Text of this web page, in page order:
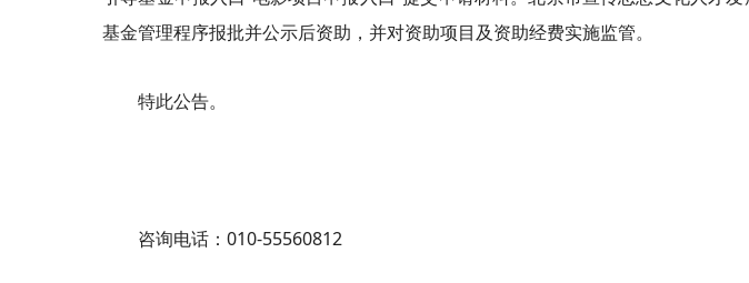
基金管理程序报批并公示后资助，并对资助项目及资助经费实施监管。
特此公告。
咨询电话：010-55560812